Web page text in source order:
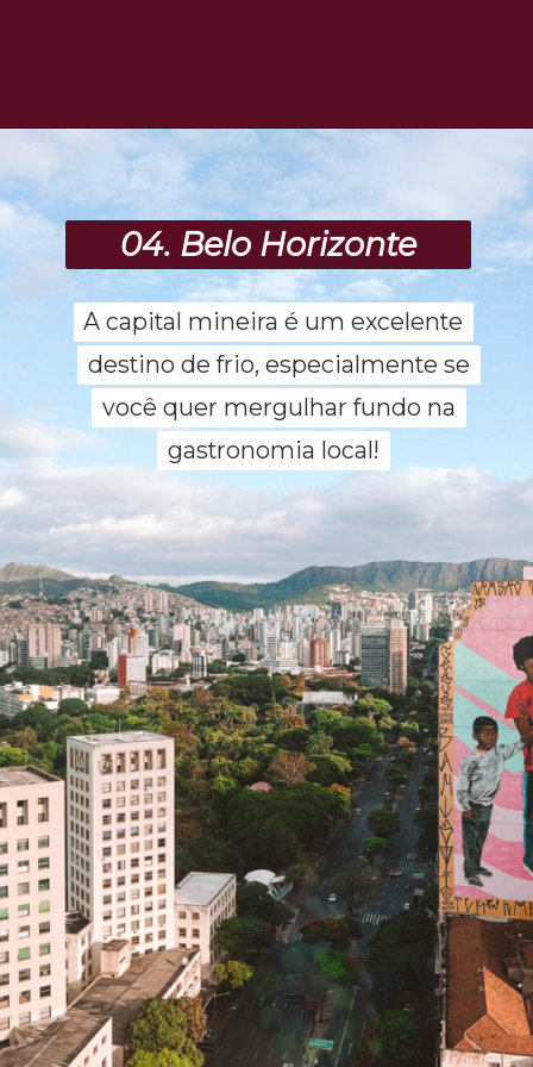
Opening
A capital mineira é um excelente
destino de frio, especialmente se
você quer mergulhar fundo na
gastronomia local!
A capital mineira é um excelente
destino de frio, especialmente se
você quer mergulhar fundo na
gastronomia local!
04. Belo Horizonte